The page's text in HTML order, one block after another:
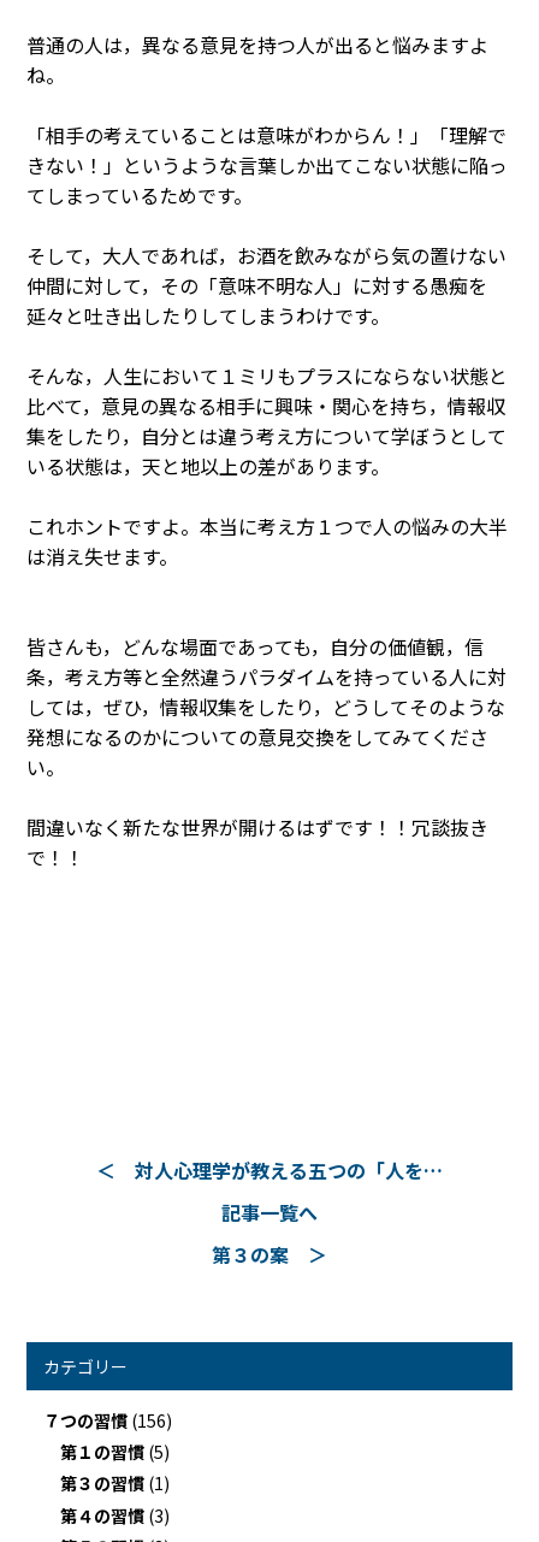
普通の人は，異なる意見を持つ人が出ると悩みますよ
ね。
「相手の考えていることは意味がわからん！」「理解で
きない！」というような言葉しか出てこない状態に陥っ
てしまっているためです。
そして，大人であれば，お酒を飲みながら気の置けない
仲間に対して，その「意味不明な人」に対する愚痴を
延々と吐き出したりしてしまうわけです。
そんな，人生において１ミリもプラスにならない状態と
比べて，意見の異なる相手に興味・関心を持ち，情報収
集をしたり，自分とは違う考え方について学ぼうとして
いる状態は，天と地以上の差があります。
これホントですよ。本当に考え方１つで人の悩みの大半
は消え失せます。
皆さんも，どんな場面であっても，自分の価値観，信
条，考え方等と全然違うパラダイムを持っている人に対
しては，ぜひ，情報収集をしたり，どうしてそのような
発想になるのかについての意見交換をしてみてくださ
い。
間違いなく新たな世界が開けるはずです！！冗談抜き
で！！
対人心理学が教える五つの「人を…
記事一覧へ
第３の案
カテゴリー
７つの習慣 (156)
第１の習慣 (5)
第３の習慣 (1)
第４の習慣 (3)